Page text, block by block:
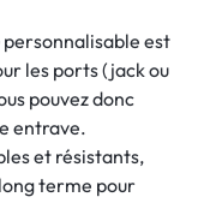
personnalisable est
les ports (jack ou
pouvez donc
entrave.
et résistants,
terme pour